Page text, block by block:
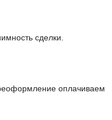
сделки.
оплачиваем